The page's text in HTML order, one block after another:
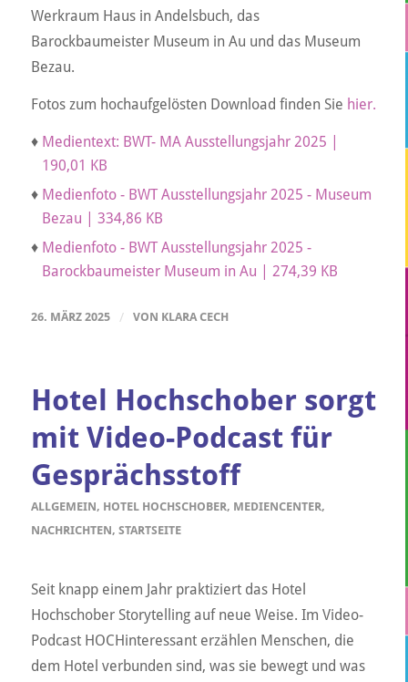
Werkraum Haus in Andelsbuch, das
Barockbaumeister Museum in Au und das Museum
Bezau.
Fotos zum hochaufgelösten Download finden Sie hier.
♦ Medientext: BWT- MA Ausstellungsjahr 2025 |
190,01 KB
♦ Medienfoto - BWT Ausstellungsjahr 2025 - Museum
Bezau | 334,86 KB
♦ Medienfoto - BWT Ausstellungsjahr 2025 -
Barockbaumeister Museum in Au | 274,39 KB
26. MÄRZ 2025 / VON KLARA CECH
Hotel Hochschober sorgt
mit Video-Podcast für
Gesprächsstoff
ALLGEMEIN, HOTEL HOCHSCHOBER, MEDIENCENTER,
NACHRICHTEN, STARTSEITE
Seit knapp einem Jahr praktiziert das Hotel
Hochschober Storytelling auf neue Weise. Im Video-
Podcast HOCHinteressant erzählen Menschen, die
dem Hotel verbunden sind, was sie bewegt und was